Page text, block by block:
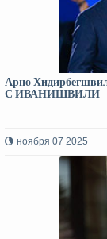
Арно
С ИВАНИШВИЛИ
ноября 07 2025